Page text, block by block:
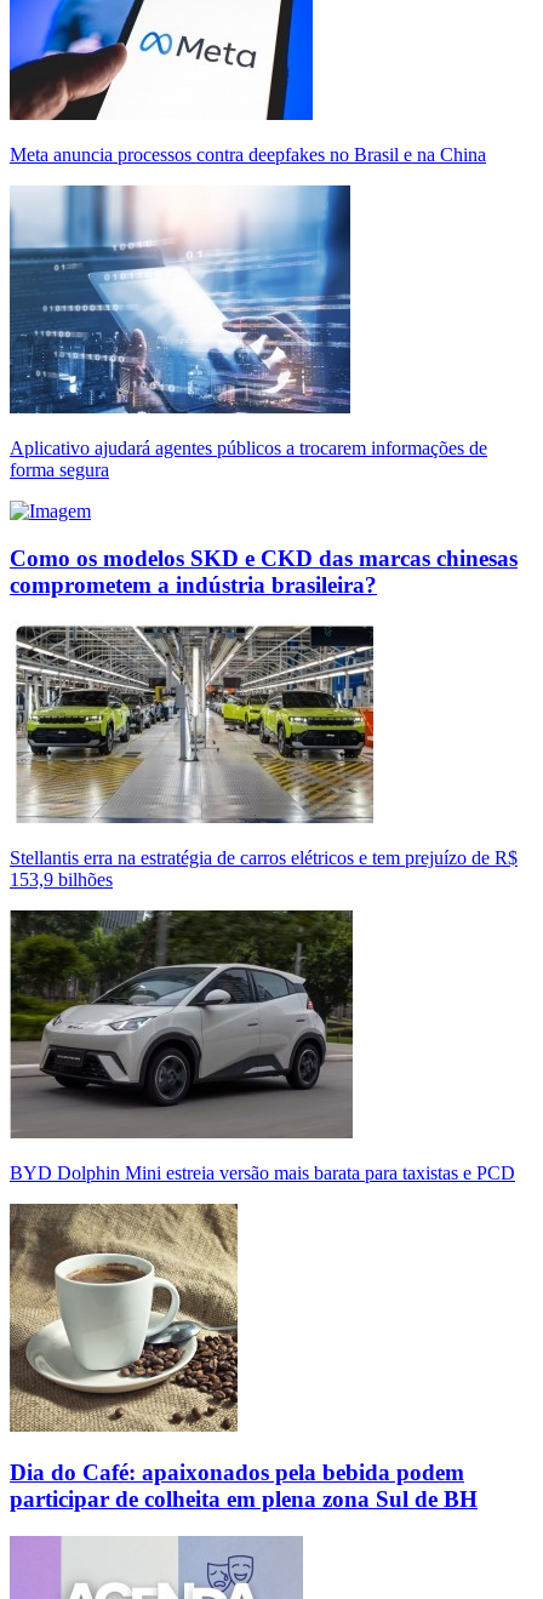
Meta anuncia processos contra deepfakes no Brasil e na China
Aplicativo ajudará agentes públicos a trocarem informações de
forma segura
Como os modelos SKD e CKD das marcas chinesas
comprometem a indústria brasileira?
Stellantis erra na estratégia de carros elétricos e tem prejuízo de R$
153,9 bilhões
BYD Dolphin Mini estreia versão mais barata para taxistas e PCD
Dia do Café: apaixonados pela bebida podem
participar de colheita em plena zona Sul de BH